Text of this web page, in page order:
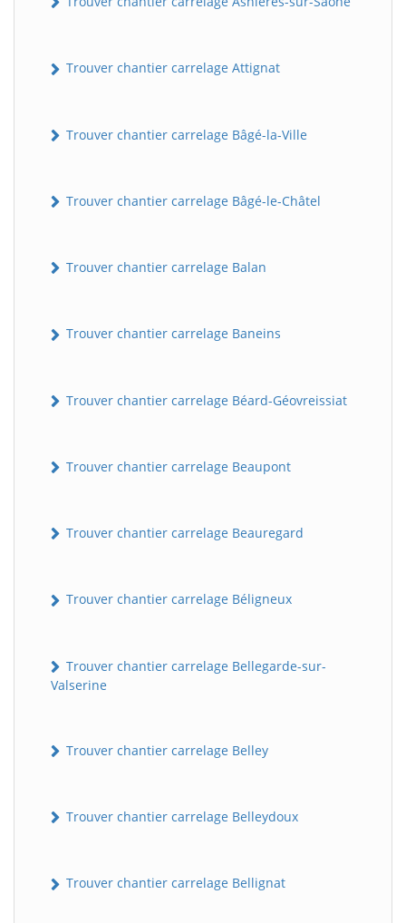
Trouver chantier carrelage Attignat
Trouver chantier carrelage Bâgé-la-Ville
Trouver chantier carrelage Bâgé-le-Châtel
Trouver chantier carrelage Balan
Trouver chantier carrelage Baneins
Trouver chantier carrelage Béard-Géovreissiat
Trouver chantier carrelage Beaupont
Trouver chantier carrelage Beauregard
Trouver chantier carrelage Béligneux
Trouver chantier carrelage Bellegarde-sur-
Valserine
Trouver chantier carrelage Belley
Trouver chantier carrelage Belleydoux
Trouver chantier carrelage Bellignat